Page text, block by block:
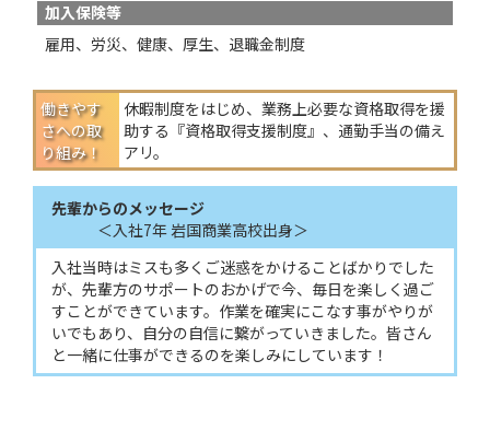
加入保険等
雇用、労災、健康、厚生、退職金制度
働きやす
さへの取
り組み！
休暇制度をはじめ、業務上必要な資格取得を援
助する『資格取得支援制度』、通勤手当の備え
アリ。
先輩からのメッセージ
入社7年 岩国商業高校出身
入社当時はミスも多くご迷惑をかけることばかりでした
が、先輩方のサポートのおかげで今、毎日を楽しく過ご
すことができています。作業を確実にこなす事がやりが
いでもあり、自分の自信に繋がっていきました。皆さん
と一緒に仕事ができるのを楽しみにしています！